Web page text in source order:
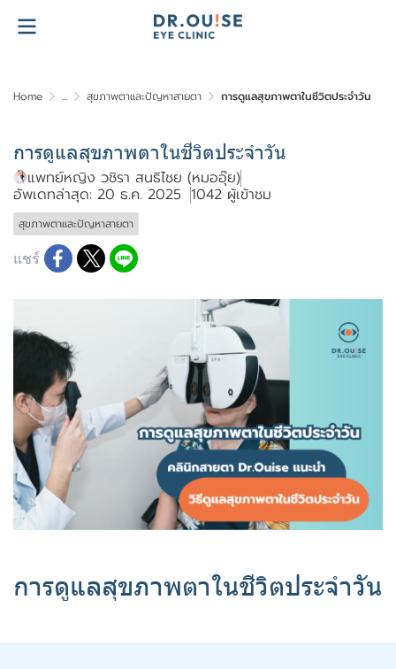
Home ... สุขภาพตาและปัญหาสายตา การดูแลสุขภาพตาในชีวิตประจำวัน
การดูแลสุขภาพตาในชีวิตประจำวัน
แพทย์หญิง วชิรา สนธิไชย (หมออุ๊ย)
อัพเดทล่าสุด: 20 ธ.ค. 2025 1042 ผู้เข้าชม
สุขภาพตาและปัญหาสายตา
แชร์
การดูแลสุขภาพตาในชีวิตประจำวัน